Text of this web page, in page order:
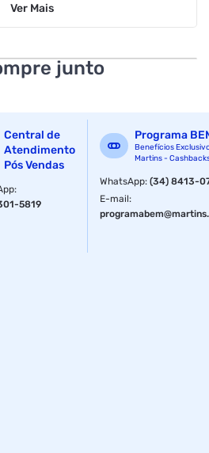
Imantada
a impactos
Ver Mais
junto
Central de
Atendimento
Pós Vendas
:
5819
Programa
Benefícios
Martins -
WhatsApp:(34) 8413-
E-mail: